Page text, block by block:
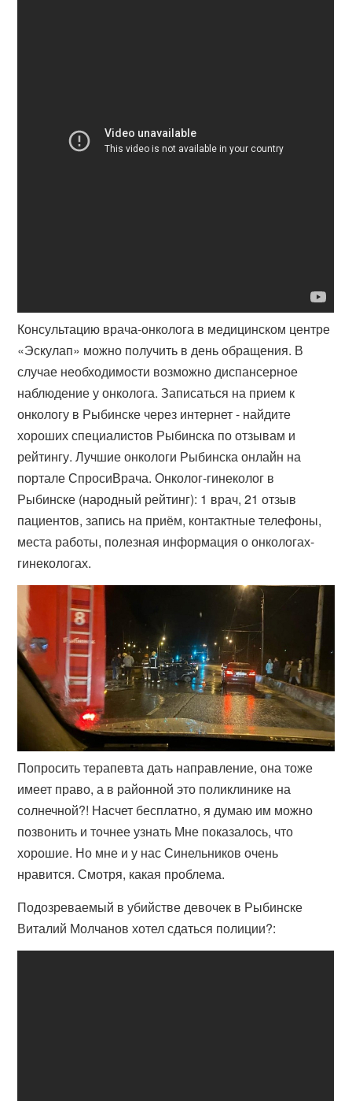
Консультацию врача-онколога в медицинском центре
«Эскулап» можно получить в день обращения. В
случае необходимости возможно диспансерное
наблюдение у онколога. Записаться на прием к
онкологу в Рыбинске через интернет - найдите
хороших специалистов Рыбинска по отзывам и
рейтингу. Лучшие онкологи Рыбинска онлайн на
портале СпросиВрача. Онколог-гинеколог в
Рыбинске (народный рейтинг): 1 врач, 21 отзыв
пациентов, запись на приём, контактные телефоны,
места работы, полезная информация о онкологах-
гинекологах.
Попросить терапевта дать направление, она тоже
имеет право, а в районной это поликлинике на
солнечной?! Насчет бесплатно, я думаю им можно
позвонить и точнее узнать Мне показалось, что
хорошие. Но мне и у нас Синельников очень
нравится. Смотря, какая проблема.
Подозреваемый в убийстве девочек в Рыбинске
Виталий Молчанов хотел сдаться полиции?: